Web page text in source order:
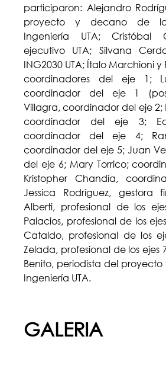
participaron: Alejandro
proyecto y decano de
Ingeniería UTA; Cristóbal
ejecutivo UTA; Silvana
ING2030 UTA; Ítalo Marchioni
coordinadores del eje 1;
coordinador del eje 1
Villagra, coordinador del eje 2;
coordinador del eje 3;
coordinador del eje 4;
coordinador del eje 5; Juan
del eje 6; Mary Torrico;
Kristopher Chandía,
Jessica Rodríguez, gestora
Alberti, profesional de los
Palacios, profesional de los
Cataldo, profesional de los
Zelada, profesional de los ejes
Benito, periodista del
Ingeniería UTA.
GALERIA